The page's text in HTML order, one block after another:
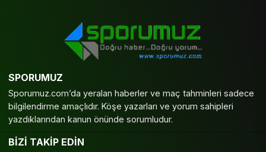
SPORUMUZ
Sporumuz.com’da yeralan haberler ve maç tahminleri sadece
bilgilendirme amaçlıdır. Köşe yazarları ve yorum sahipleri
yazdıklarından kanun önünde sorumludur.
BİZİ TAKİP EDİN